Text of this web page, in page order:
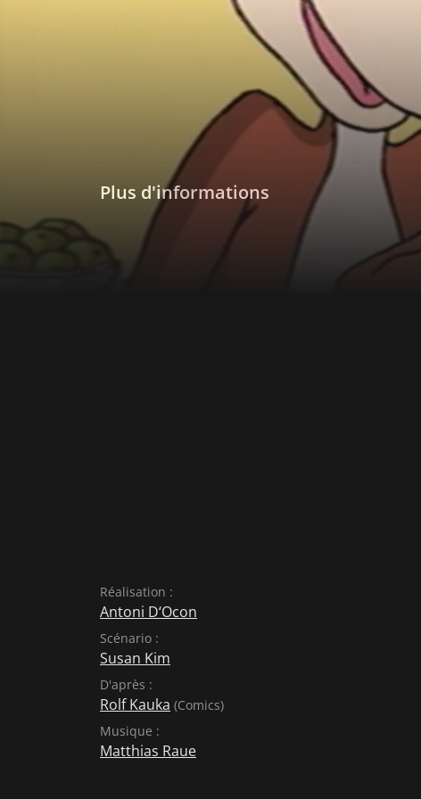
Plus d'informations
Réalisation :
Antoni D‘Ocon
Scénario :
Susan Kim
D'après :
Rolf Kauka (Comics)
Musique :
Matthias Raue